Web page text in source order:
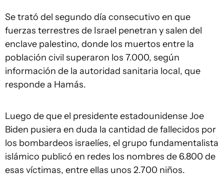
Se trató del segundo día consecutivo en que
fuerzas terrestres de Israel penetran y salen del
enclave palestino, donde los muertos entre la
población civil superaron los 7.000, según
información de la autoridad sanitaria local, que
responde a Hamás.
Luego de que el presidente estadounidense Joe
Biden pusiera en duda la cantidad de fallecidos por
los bombardeos israelíes, el grupo fundamentalista
islámico publicó en redes los nombres de 6.800 de
esas víctimas, entre ellas unos 2.700 niños.